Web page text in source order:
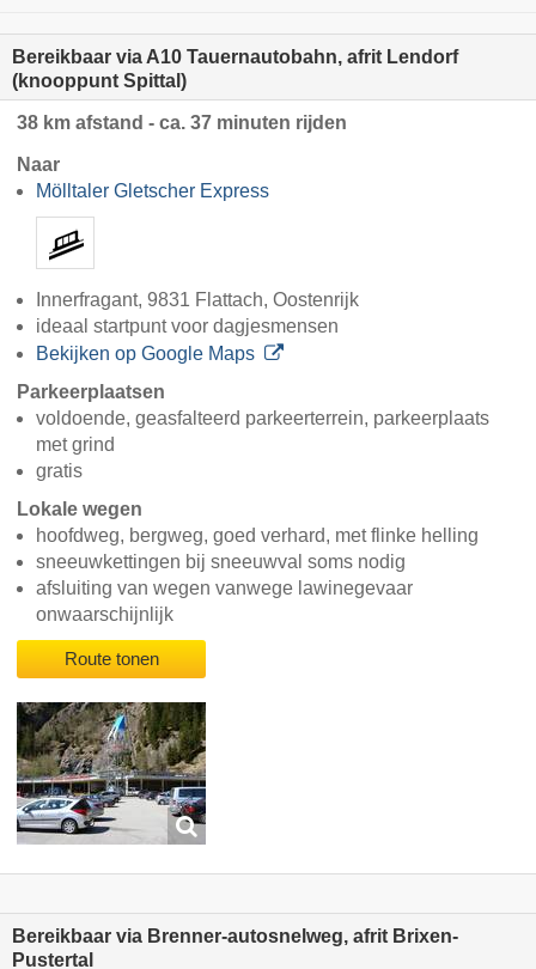
Bereikbaar via A10 Tauernautobahn, afrit Lendorf
(knooppunt Spittal)
38 km afstand - ca. 37 minuten rijden
Naar
Mölltaler Gletscher Express
Innerfragant, 9831 Flattach, Oostenrijk
ideaal startpunt voor dagjesmensen
Bekijken op Google Maps
Parkeerplaatsen
voldoende, geasfalteerd parkeerterrein, parkeerplaats
met grind
gratis
Lokale wegen
hoofdweg, bergweg, goed verhard, met flinke helling
sneeuwkettingen bij sneeuwval soms nodig
afsluiting van wegen vanwege lawinegevaar
onwaarschijnlijk
Route tonen
Bereikbaar via Brenner-autosnelweg, afrit Brixen-
Pustertal